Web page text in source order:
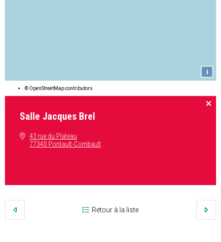
i
© OpenStreetMapcontributors
Salle Jacques Brel
43 rue du Plateau
77340 Pontault-Combault
Retour à la liste